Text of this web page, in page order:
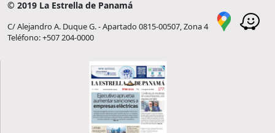
© 2019 La Estrella de Panamá
C/ Alejandro A. Duque G. - Apartado 0815-00507, Zona 4
Teléfono: +507 204-0000